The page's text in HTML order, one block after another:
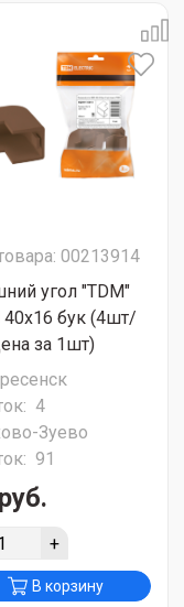
00213914
угол "TDM"
бук (4шт/
за 1шт)
4
Зуево
91
+
В корзину